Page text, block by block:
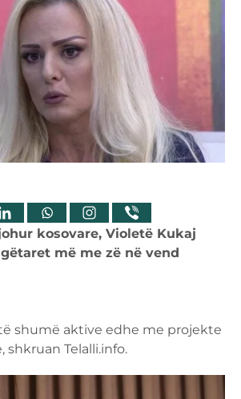
kosovare, Violetë Kukaj
më me zë në vend
shumë aktive edhe me projekte
shkruan Telalli.info.